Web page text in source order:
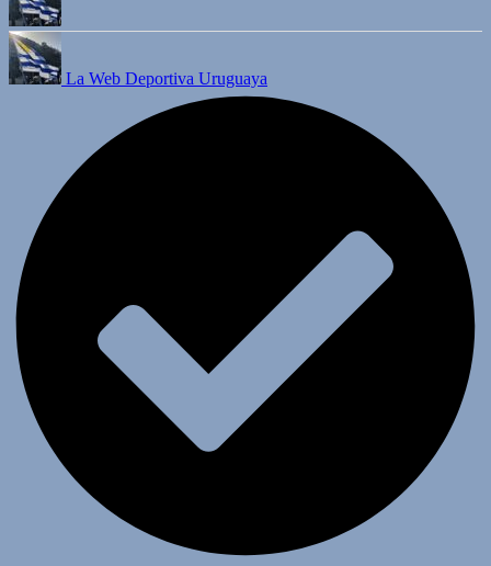
La Web Deportiva Uruguaya